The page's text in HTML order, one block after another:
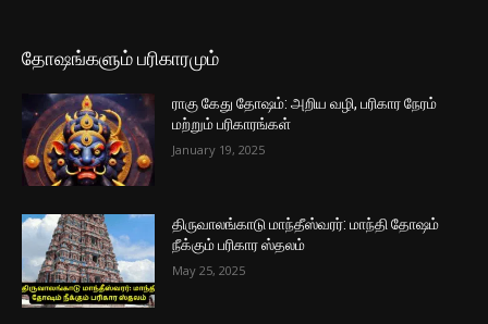
தோஷங்களும் பரிகாரமும்
ராகு கேது தோஷம்: அறிய வழி, பரிகார நேரம்
மற்றும் பரிகாரங்கள்
January 19, 2025
திருவாலங்காடு மாந்தீஸ்வரர்: மாந்தி தோஷம்
நீக்கும் பரிகார ஸ்தலம்
May 25, 2025